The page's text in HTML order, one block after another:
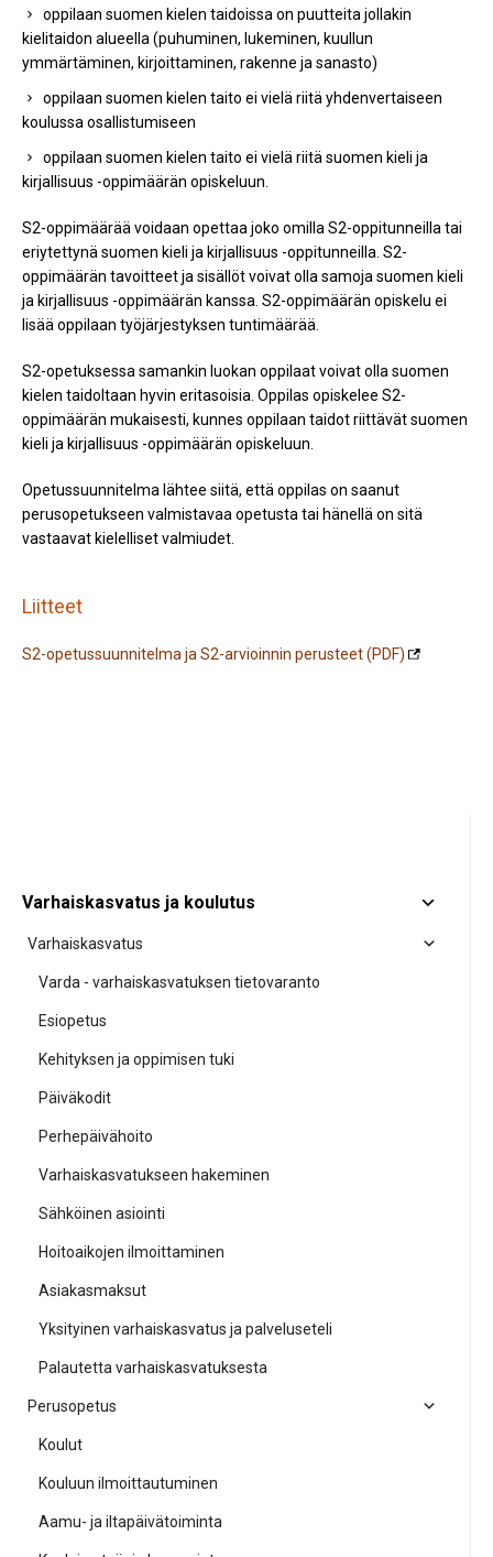
oppilaan suomen kielen taidoissa on puutteita jollakin
kielitaidon alueella (puhuminen, lukeminen, kuullun
ymmärtäminen, kirjoittaminen, rakenne ja sanasto)
oppilaan suomen kielen taito ei vielä riitä yhdenvertaiseen
koulussa osallistumiseen
oppilaan suomen kielen taito ei vielä riitä suomen kieli ja
kirjallisuus -oppimäärän opiskeluun.
S2-oppimäärää voidaan opettaa joko omilla S2-oppitunneilla tai
eriytettynä suomen kieli ja kirjallisuus -oppitunneilla. S2-
oppimäärän tavoitteet ja sisällöt voivat olla samoja suomen kieli
ja kirjallisuus -oppimäärän kanssa. S2-oppimäärän opiskelu ei
lisää oppilaan työjärjestyksen tuntimäärää.
S2-opetuksessa samankin luokan oppilaat voivat olla suomen
kielen taidoltaan hyvin eritasoisia. Oppilas opiskelee S2-
oppimäärän mukaisesti, kunnes oppilaan taidot riittävät suomen
kieli ja kirjallisuus -oppimäärän opiskeluun.
Opetussuunnitelma lähtee siitä, että oppilas on saanut
perusopetukseen valmistavaa opetusta tai hänellä on sitä
vastaavat kielelliset valmiudet.
Liitteet
S2-opetussuunnitelma ja S2-arvioinnin perusteet (PDF)
Varhaiskasvatus ja koulutus
Varhaiskasvatus
Varda - varhaiskasvatuksen tietovaranto
Esiopetus
Kehityksen ja oppimisen tuki
Päiväkodit
Perhepäivähoito
Varhaiskasvatukseen hakeminen
Sähköinen asiointi
Hoitoaikojen ilmoittaminen
Asiakasmaksut
Yksityinen varhaiskasvatus ja palveluseteli
Palautetta varhaiskasvatuksesta
Perusopetus
Koulut
Kouluun ilmoittautuminen
Aamu- ja iltapäivätoiminta